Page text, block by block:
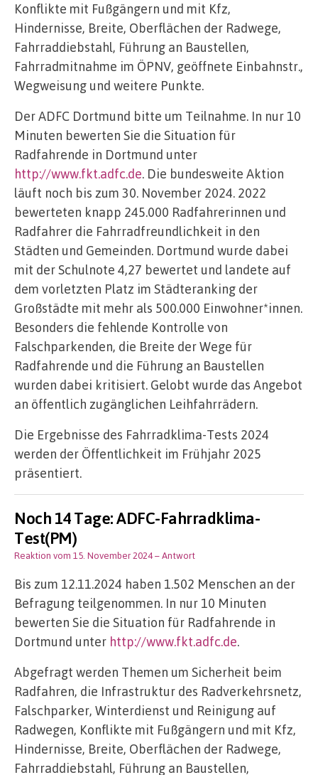
Konflikte mit Fußgängern und mit Kfz,
Hindernisse, Breite, Oberflächen der Radwege,
Fahrraddiebstahl, Führung an Baustellen,
Fahrradmitnahme im ÖPNV, geöffnete Einbahnstr.,
Wegweisung und weitere Punkte.
Der ADFC Dortmund bitte um Teilnahme. In nur 10
Minuten bewerten Sie die Situation für
Radfahrende in Dortmund unter
http://www.fkt.adfc.de. Die bundesweite Aktion
läuft noch bis zum 30. November 2024. 2022
bewerteten knapp 245.000 Radfahrerinnen und
Radfahrer die Fahrradfreundlichkeit in den
Städten und Gemeinden. Dortmund wurde dabei
mit der Schulnote 4,27 bewertet und landete auf
dem vorletzten Platz im Städteranking der
Großstädte mit mehr als 500.000 Einwohner*innen.
Besonders die fehlende Kontrolle von
Falschparkenden, die Breite der Wege für
Radfahrende und die Führung an Baustellen
wurden dabei kritisiert. Gelobt wurde das Angebot
an öffentlich zugänglichen Leihfahrrädern.
Die Ergebnisse des Fahrradklima-Tests 2024
werden der Öffentlichkeit im Frühjahr 2025
präsentiert.
Noch 14 Tage: ADFC-Fahrradklima-
Test(PM)
Reaktion vom 15. November 2024– Antwort
Bis zum 12.11.2024 haben 1.502 Menschen an der
Befragung teilgenommen. In nur 10 Minuten
bewerten Sie die Situation für Radfahrende in
Dortmund unter http://www.fkt.adfc.de.
Abgefragt werden Themen um Sicherheit beim
Radfahren, die Infrastruktur des Radverkehrsnetz,
Falschparker, Winterdienst und Reinigung auf
Radwegen, Konflikte mit Fußgängern und mit Kfz,
Hindernisse, Breite, Oberflächen der Radwege,
Fahrraddiebstahl, Führung an Baustellen,